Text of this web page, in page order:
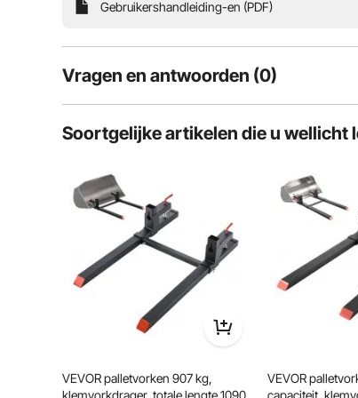
Onze palletklemvorken bieden u zekerheid
zorgt voor maximale
Gebruikershandleiding-en (PDF)
Vragen en antwoorden (0)
Is het product duurzaam? ...
Stel de eerste vraag
Soortgelijke artikelen die u wellicht
VEVOR palletvorken 907 kg,
klemvorkdrager, totale lengte 1090
VEVOR
capaciteit,